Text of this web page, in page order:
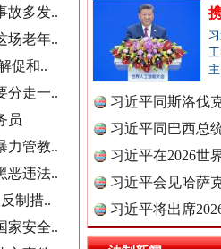
故多发..
场老年..
促和..
分走一..
员
力管教..
恶违法..
制措..
家安全..
习近平同斯洛伐
习近平同巴西总
习近平在2026世
理高级..
习近平会见哈萨
习近平将出席
球治理..